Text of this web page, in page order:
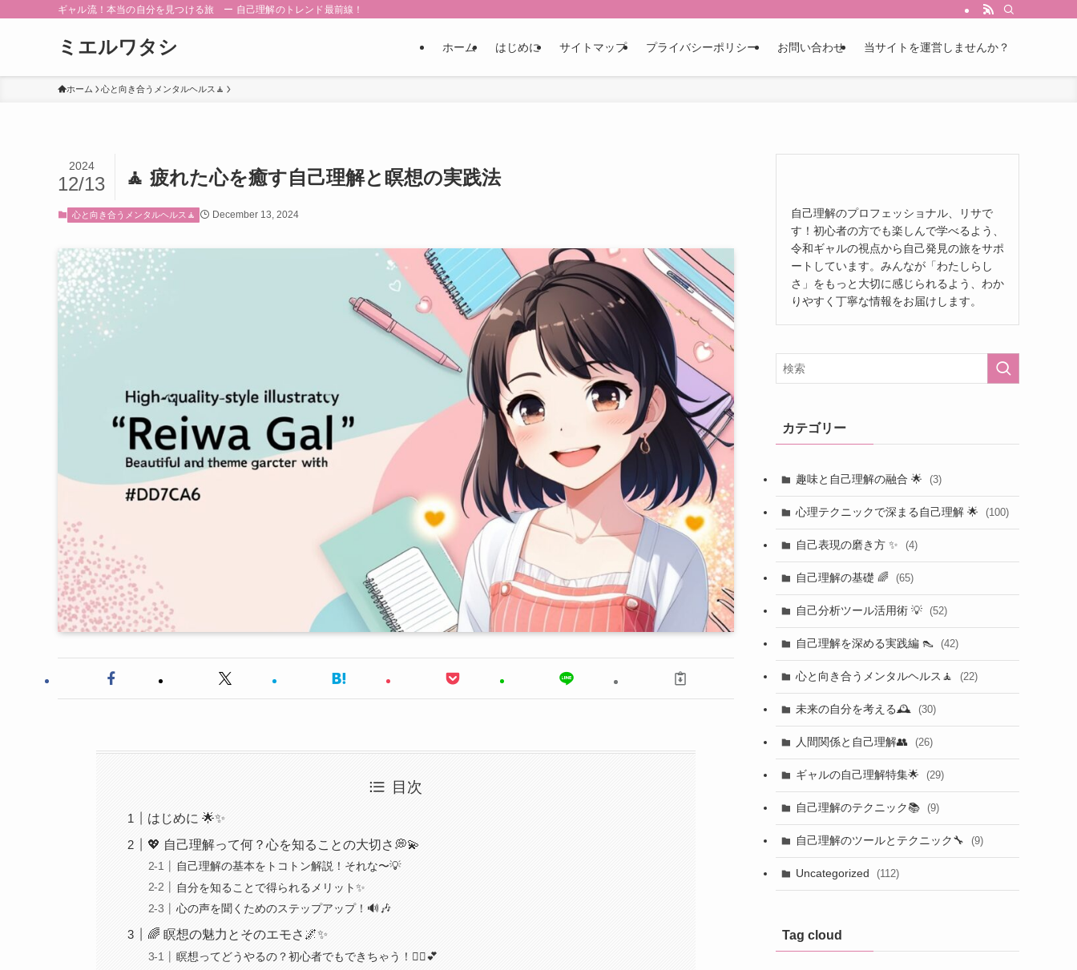
ギャル流！本当の自分を見つける旅 ー 自己理解のトレンド最前線！
ミエルワタシ ホーム はじめに サイトマップ プライバシーポリシー お問い合わせ 当サイトを運営しませんか？
ホーム 心と向き合うメンタルヘルス🧘
🧘 疲れた心を癒す自己理解と瞑想の実践法
2024
12/13
心と向き合うメンタルヘルス🧘 December 13, 2024
目次
はじめに 🌟✨
💖 自己理解って何？心を知ることの大切さ💭💫
自己理解の基本をトコトン解説！それな〜💡
自分を知ることで得られるメリット✨
心の声を聞くためのステップアップ！🔊🎶
🌈 瞑想の魅力とそのエモさ🌌✨
瞑想ってどうやるの？初心者でもできちゃう！🧘‍♂️💕
自己理解のプロフェッショナル、リサで
す！初心者の方でも楽しんで学べるよう、
令和ギャルの視点から自己発見の旅をサポ
ートしています。みんなが「わたしらし
さ」をもっと大切に感じられるよう、わか
りやすく丁寧な情報をお届けします。
カテゴリー
趣味と自己理解の融合 🌟 (3)
心理テクニックで深まる自己理解 🌟 (100)
自己表現の磨き方 ✨ (4)
自己理解の基礎 🌈 (65)
自己分析ツール活用術 💡 (52)
自己理解を深める実践編 👠 (42)
心と向き合うメンタルヘルス🧘 (22)
未来の自分を考える🕰️ (30)
人間関係と自己理解👥 (26)
ギャルの自己理解特集🌟 (29)
自己理解のテクニック📚 (9)
自己理解のツールとテクニック🔧 (9)
Uncategorized (112)
Tag cloud